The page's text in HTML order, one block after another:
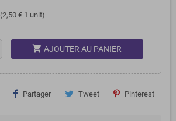
(2,50 € 1 unit)
shopping_cart AJOUTER AU PANIER
Partager Tweet Pinterest